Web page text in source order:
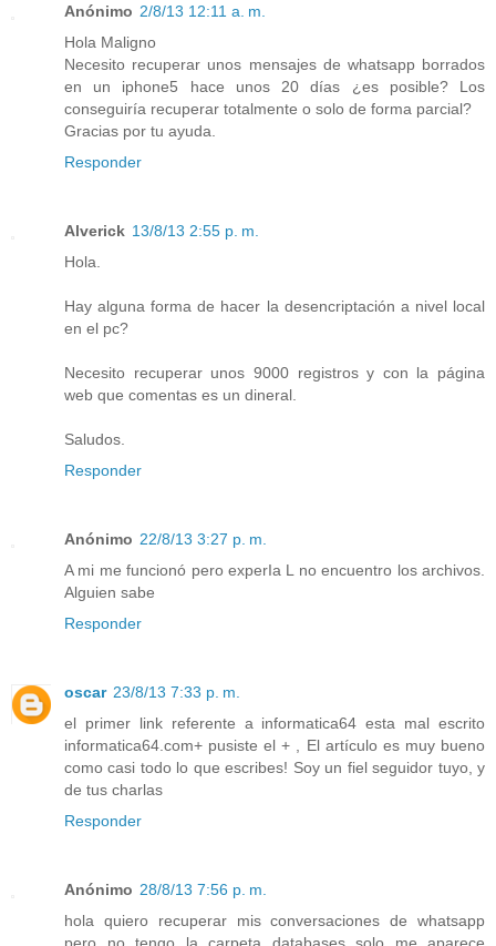
Anónimo 2/8/13 12:11 a. m.
Hola Maligno
Necesito recuperar unos mensajes de whatsapp borrados
en un iphone5 hace unos 20 días ¿es posible? Los
conseguiría recuperar totalmente o solo de forma parcial?
Gracias por tu ayuda.
Responder
Alverick 13/8/13 2:55 p. m.
Hola.
Hay alguna forma de hacer la desencriptación a nivel local
en el pc?
Necesito recuperar unos 9000 registros y con la página
web que comentas es un dineral.
Saludos.
Responder
Anónimo 22/8/13 3:27 p. m.
A mi me funcionó pero experIa L no encuentro los archivos.
Alguien sabe
Responder
oscar 23/8/13 7:33 p. m.
el primer link referente a informatica64 esta mal escrito
informatica64.com+ pusiste el + , El artículo es muy bueno
como casi todo lo que escribes! Soy un fiel seguidor tuyo, y
de tus charlas
Responder
Anónimo 28/8/13 7:56 p. m.
hola quiero recuperar mis conversaciones de whatsapp